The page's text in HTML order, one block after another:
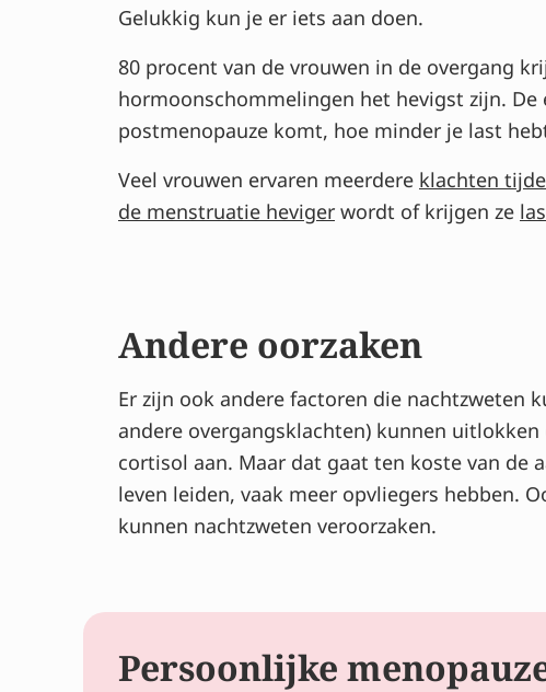
Gelukkig kun je er iets aan doen.
80 procent van de vrouwen in de overgang
hormoonschommelingen het hevigst zijn. De
postmenopauze komt, hoe minder je last
Veel vrouwen ervaren meerdere klachten
de menstruatie heviger wordt of krijgen ze
Andere oorzaken
Er zijn ook andere factoren die nachtzweten
andere overgangsklachten) kunnen
cortisol aan. Maar dat gaat ten koste van de
leven leiden, vaak meer opvliegers hebben.
kunnen nachtzweten veroorzaken.
Persoonlijke